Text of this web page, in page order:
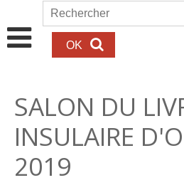
Aller au contenu principal
Formulaire de
Rechercher
SALON DU
INSULAIRE
2019